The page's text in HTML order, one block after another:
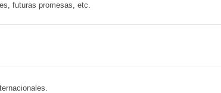
futuras promesas, etc.